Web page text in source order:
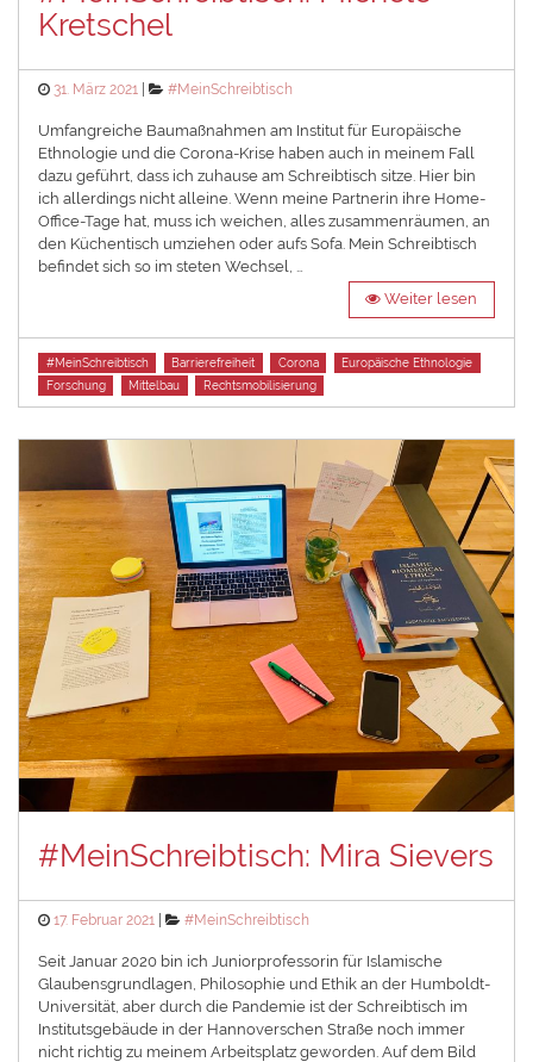
Kretschel
Posted
31. März 2021 Categories
#MeinSchreibtisch
Umfangreiche Baumaßnahmen am Institut für Europäische
Ethnologie und die Corona-Krise haben auch in meinem Fall
dazu geführt, dass ich zuhause am Schreibtisch sitze. Hier bin
ich allerdings nicht alleine. Wenn meine Partnerin ihre Home-
Office-Tage hat, muss ich weichen, alles zusammenräumen, an
den Küchentisch umziehen oder aufs Sofa. Mein Schreibtisch
befindet sich so im steten Wechsel, …
Weiter lesen
Tags
#MeinSchreibtisch Barrierefreiheit Corona
Europäische Ethnologie
Forschung
Mittelbau Rechtsmobilisierung
#MeinSchreibtisch: Mira Sievers
Posted
17. Februar 2021 Categories
#MeinSchreibtisch
Seit Januar 2020 bin ich Juniorprofessorin für Islamische
Glaubensgrundlagen, Philosophie und Ethik an der Humboldt-
Universität, aber durch die Pandemie ist der Schreibtisch im
Institutsgebäude in der Hannoverschen Straße noch immer
nicht richtig zu meinem Arbeitsplatz geworden. Auf dem Bild